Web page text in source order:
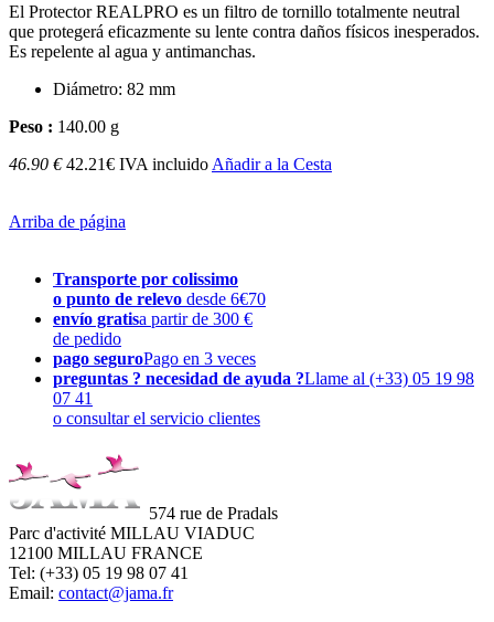
El Protector REALPRO es un filtro de tornillo totalmente neutral
que protegerá eficazmente su lente contra daños físicos inesperados.
Es repelente al agua y antimanchas.
Diámetro: 82 mm
Peso : 140.00 g
46.90 €42.21€ IVA incluido Añadir a la Cesta
Arriba de página
Transporte por colissimo
o punto de relevo desde 6€70
envío gratisa partir de 300 €
de pedido
pago seguroPago en 3 veces
preguntas ? necesidad de ayuda ?Llame al (+33) 05 19 98
07 41
o consultar el servicio clientes
574 rue de Pradals
Parc d'activité MILLAU VIADUC
12100 MILLAU FRANCE
Tel: (+33) 05 19 98 07 41
Email: contact@jama.fr